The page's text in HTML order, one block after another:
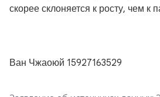
скорее склоняется к росту, чем к
Ван Чжаоюй 15927163529